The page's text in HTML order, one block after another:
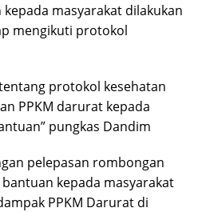
masyarakat dilakukan
mengikuti protokol
protokol kesehatan
PPKM darurat kepada
pungkas Dandim
pelepasan rombongan
kepada masyarakat
PPKM Darurat di